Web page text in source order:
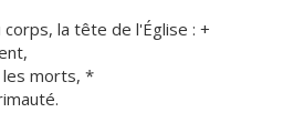
la tête de l'Église : +
morts, *